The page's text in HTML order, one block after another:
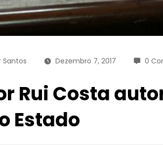
Santos Dezembro 7, 2017 0
Rui Costa
Estado